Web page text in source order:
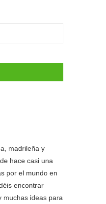
madrileña y
hace casi una
por el mundo en
encontrar
muchas ideas para